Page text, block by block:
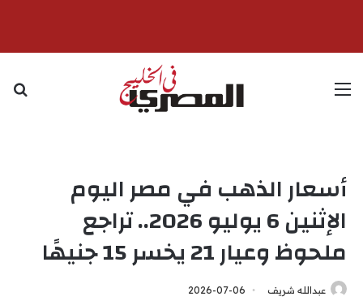
القائمة
أسعار الذهب في مصر اليوم
الإثنين 6 يوليو 2026.. تراجع
ملحوظ وعيار 21 يخسر 15 جنيهًا
عبدالله شريف 2026-07-06